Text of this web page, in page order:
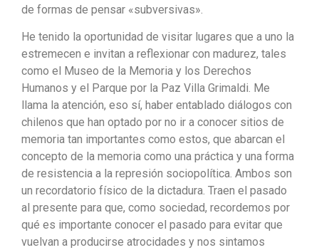
de formas de pensar «subversivas».
He tenido la oportunidad de visitar lugares que a uno la
estremecen e invitan a reflexionar con madurez, tales
como el Museo de la Memoria y los Derechos
Humanos y el Parque por la Paz Villa Grimaldi. Me
llama la atención, eso sí, haber entablado diálogos con
chilenos que han optado por no ir a conocer sitios de
memoria tan importantes como estos, que abarcan el
concepto de la memoria como una práctica y una forma
de resistencia a la represión sociopolítica. Ambos son
un recordatorio físico de la dictadura. Traen el pasado
al presente para que, como sociedad, recordemos por
qué es importante conocer el pasado para evitar que
vuelvan a producirse atrocidades y nos sintamos